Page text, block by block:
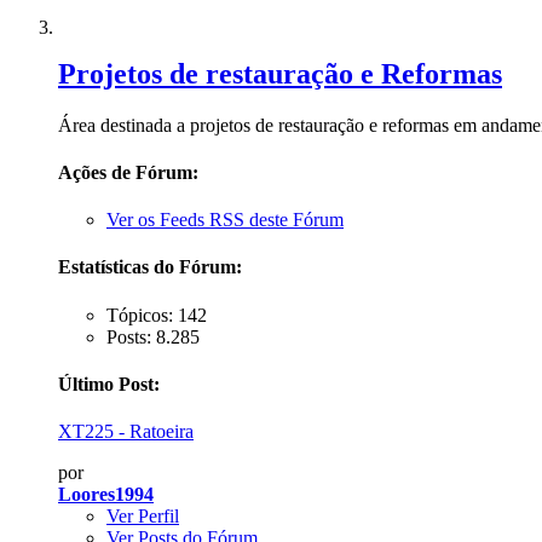
Projetos de restauração e Reformas
Área destinada a projetos de restauração e reformas em
Ações de Fórum:
Ver os Feeds RSS deste Fórum
Estatísticas do Fórum:
Tópicos: 142
Posts: 8.285
Último Post:
XT225 - Ratoeira
por
Loores1994
Ver Perfil
Ver Posts do Fórum